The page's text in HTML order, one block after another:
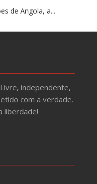
de Angola, a...
independente,
com a verdade.
liberdade!